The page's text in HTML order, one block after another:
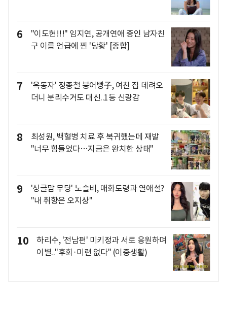
6
"이도현!!!" 임지연, 공개연애 중인 남자친
구 이름 언급에 찐 '당황' [종합]
7
'옥동자' 정종철 붕어빵子, 여친 집 데려오
더니 분리수거도 대신..1등 신랑감
8
최성원, 백혈병 치료 후 복귀했는데 재발
"너무 힘들었다…지금은 완치한 상태"
9
'싱글맘 무당' 노슬비, 매화도령과 열애설?
"내 취향은 오지상"
10
하리수, '전남편' 미키정과 서로 응원하며
이별.."후회·미련 없다" (이중생활)